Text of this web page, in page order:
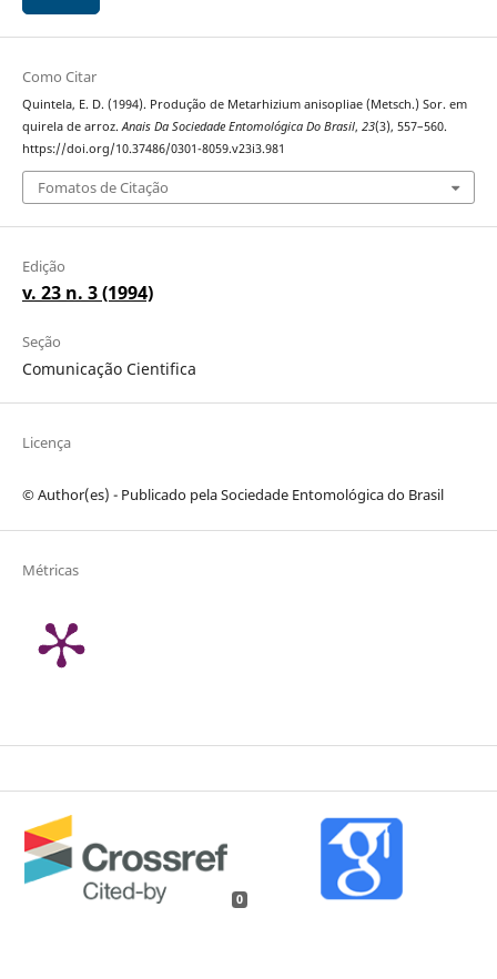
Como Citar
Quintela, E. D. (1994). Produção de Metarhizium anisopliae (Metsch.) Sor. em
quirela de arroz.Anais Da Sociedade Entomológica Do Brasil, 23(3), 557–560.
https://doi.org/10.37486/0301-8059.v23i3.981
Fomatos de Citação
Edição
v. 23 n. 3 (1994)
Seção
Comunicação Cientifica
Licença
© Author(es) - Publicado pela Sociedade Entomológica do Brasil
Métricas
0